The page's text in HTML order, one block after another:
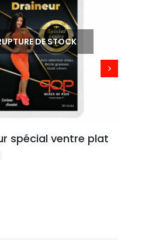
DE STOCK
spécial ventre plat